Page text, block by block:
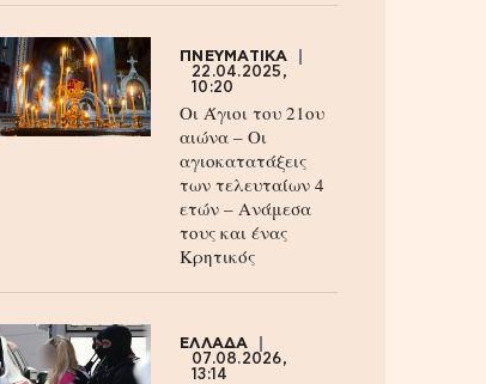
ΠΝΕΥΜΑΤΙΚΑ
22.04.2025,
10:20
Οι Άγιοι του 21ου
αιώνα – Οι
αγιοκατατάξεις
των τελευταίων 4
ετών – Ανάμεσα
τους και ένας
Κρητικός
ΕΛΛΑΔΑ
07.08.2026,
13:14